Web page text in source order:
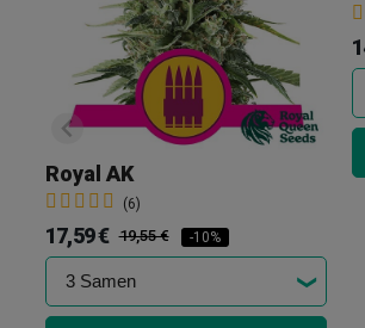
Royal AK
(6)
17,59 € 19,55 € -10%